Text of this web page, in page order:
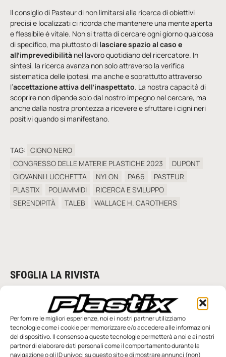
Per fornire le migliori esperienze, noi e i nostri partner utilizziamo
tecnologie come i cookie per memorizzare e/o accedere alle informazioni
del dispositivo. Il consenso a queste tecnologie permetterà a noi e ai nostri
partner di elaborare dati personali come il comportamento durante la
navigazione o gli ID univoci su questo sito e di mostrare annunci (non)
Il consiglio di Pasteur di non limitarsi alla ricerca di obiettivi
precisi e localizzati ci ricorda che mantenere una mente aperta
e flessibile è vitale. Non si tratta di cercare ogni giorno qualcosa
di specifico, ma piuttosto di lasciare spazio al caso e
all’imprevedibilità nel lavoro quotidiano del ricercatore. In
sintesi, la ricerca avanza non solo attraverso la verifica
sistematica delle ipotesi, ma anche e soprattutto attraverso
l’accettazione attiva dell’inaspettato. La nostra capacità di
scoprire non dipende solo dal nostro impegno nel cercare, ma
anche dalla nostra prontezza a ricevere e sfruttare i cigni neri
positivi quando si manifestano.
TAG: CIGNO NERO
CONGRESSO DELLE MATERIE PLASTICHE 2023
DUPONT
GIOVANNI LUCCHETTA
NYLON PA66
PASTEUR
PLASTIX
POLIAMMIDI
RICERCA E SVILUPPO
SERENDIPITÀ
TALEB WALLACE H. CAROTHERS
SFOGLIA LA RIVISTA